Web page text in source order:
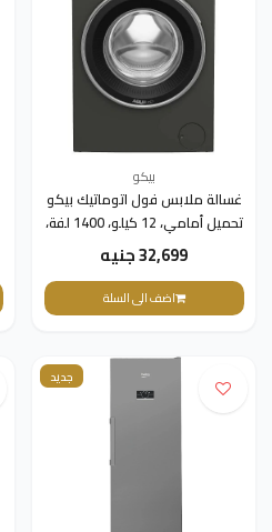
بيكو
غسالة ملابس فول اتوماتيك بيكو
تحميل أمامي، 12 كيلو، 1400 لفة،
شاشة ديجيتال، انفرتر، واي فاي،
لون رمادي، B3WFU51240MCI32,699 جنيه
اضف الى السلة
جديد